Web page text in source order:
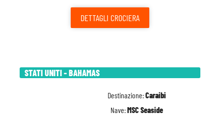
DETTAGLI CROCIERA
STATI UNITI - BAHAMAS
Destinazione:Caraibi
Nave:MSC Seaside